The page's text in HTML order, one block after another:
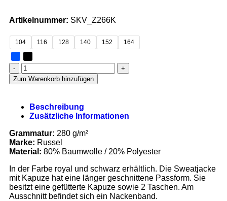
Artikelnummer: SKV_Z266K
104 116 128 140 152 164
Zum Warenkorb hinzufügen
Beschreibung
Zusätzliche Informationen
Grammatur: 280 g/m²
Marke: Russel
Material : 80% Baumwolle / 20% Polyester
In der Farbe royal und schwarz erhältlich. Die Sweatjacke
mit Kapuze hat eine länger geschnittene Passform. Sie
besitzt eine gefütterte Kapuze sowie 2 Taschen. Am
Ausschnitt befindet sich ein Nackenband.